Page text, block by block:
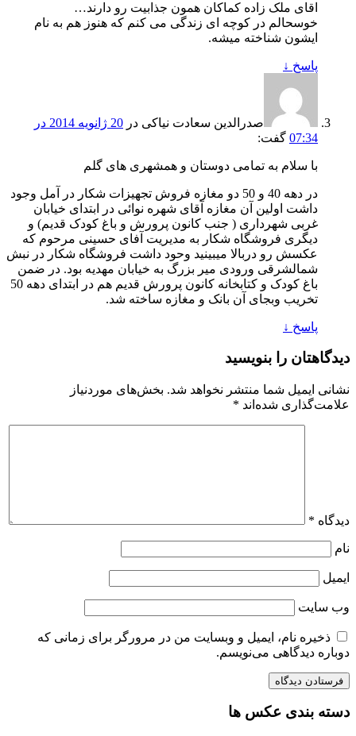
اقای ملک زاده کماکان همون جذابیت رو دارند…
خوسحالم در کوچه ای زندگی می کنم که هنوز هم به نام
ایشون شناخته میشه.
پاسخ ↓
صدرالدین سعادت نیاکی در
20 ژانویه 2014 در
07:34 گفت:
با سلام به تمامی دوستان و همشهری های گلم
در دهه 40 و 50 دو مغازه فروش تجهیزات شکار در آمل وجود
داشت اولین آن مغازه آقای شهره نوائی در ابتدای خیابان
غربی شهرداری ( جنب کانون پرورش و باغ کودک قدیم) و
دیگری فروشگاه شکار به مدیریت آفای حسینی مرحوم که
عکسش رو دربالا میبینید وحود داشت فروشگاه شکار در نبش
شمالشرقی ورودی میر بزرگ به خیابان مهدیه بود. در ضمن
باغ کودک و کتابخانه کانون پرورش قدیم هم در ابتدای دهه 50
تخریب وبجای آن بانک و مغازه ساخته شد.
پاسخ ↓
دیدگاهتان را بنویسید
نشانی ایمیل شما منتشر نخواهد شد. بخش‌های موردنیاز
علامت‌گذاری شده‌اند *
دیدگاه *
نام
ایمیل
وب‌ سایت
ذخیره نام، ایمیل و وبسایت من در مرورگر برای زمانی که
دوباره دیدگاهی می‌نویسم.
دسته بندی عکس ها